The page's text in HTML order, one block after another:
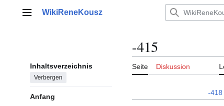
Hauptmenü
WikiReneKousz
Inhaltsverzeichnis
Verbergen
Anfang
-415
Seite Diskussion
-418